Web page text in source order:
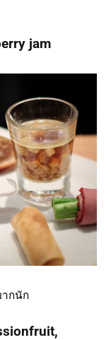
jam
ากนัก